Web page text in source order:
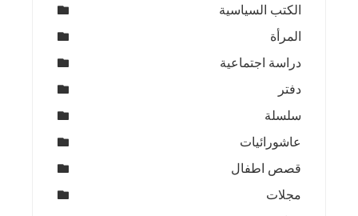
الكتب السياسية
المرأة
دراسة اجتماعية
دفتر
سلسلة
عاشورائيات
قصص اطفال
مجلات